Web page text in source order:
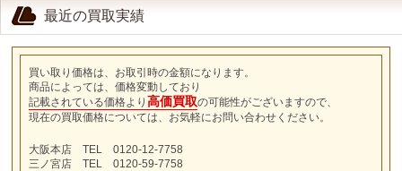
最近の買取実績
買い取り価格は、お取引時の金額になります。
商品によっては、価格変動しており
記載されている価格より 高価買取の可能性がございますので、
現在の買取価格については、お気軽にお問い合わせください。
大阪本店 TEL 0120-12-7758
三ノ宮店 TEL 0120-59-7758